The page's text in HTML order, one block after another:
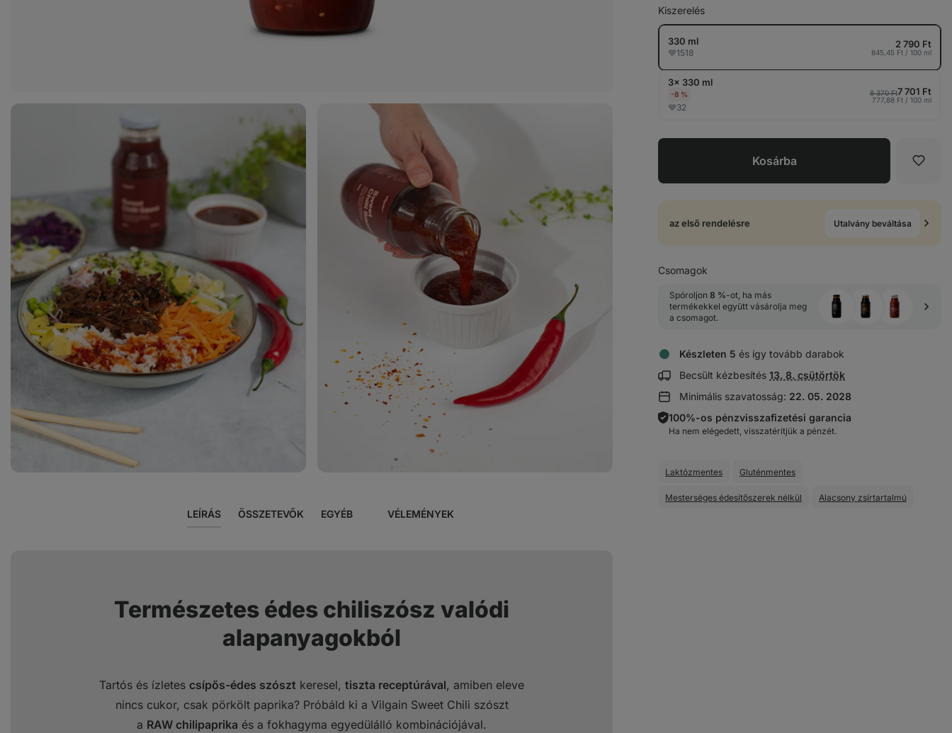
7
fotó
megjelenítése
a galériában
Kiszerelés
330 ml
1518
2 790 Ft
845,45 Ft / 100 ml
3× 330 ml
-8 %
32
8 370 Ft7 701 Ft
777,88 Ft / 100 ml
Kosárba
az első rendelésre Utalvány beváltása
Csomagok
Spóroljon 8 %-ot, ha más
termékekkel együtt vásárolja meg
a csomagot.
Készleten 5 és így tovább darabok
Becsült kézbesítés Szállítási
megjelenítése:
13. 8. csütörtök
Minimális szavatosság: 22. 05. 2028
100%-os pénzvisszafizetési garancia
Ha nem elégedett, visszatérítjük a pénzét.
Laktózmentes Gluténmentes
Mesterséges édesítőszerek nélkül Alacsony zsírtartalmú
LEÍRÁS ÖSSZETEVŐK EGYÉB VÉLEMÉNYEK
Természetes édes chiliszósz valódi
alapanyagokból
Tartós és ízletes csípős-édes szószt keresel, tiszta receptúrával, amiben eleve
nincs cukor, csak pörkölt paprika? Próbáld ki a Vilgain Sweet Chili szószt
a RAW chilipaprika és a fokhagyma egyedülálló kombinációjával.